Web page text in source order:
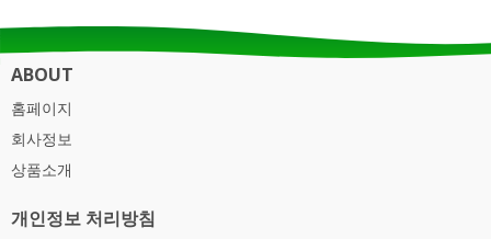
ABOUT
홈페이지
회사정보
상품소개
개인정보 처리방침